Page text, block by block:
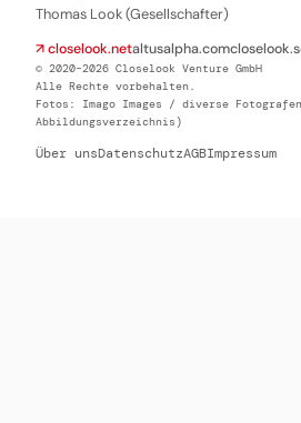
Thomas Look (Gesellschafter)
↗ closelook.netaltusalpha.com
© 2020–2026 Closelook Venture GmbH
Alle Rechte vorbehalten.
Fotos: Imago Images / diverse
Abbildungsverzeichnis)
Über unsDatenschutzAGBImpressum